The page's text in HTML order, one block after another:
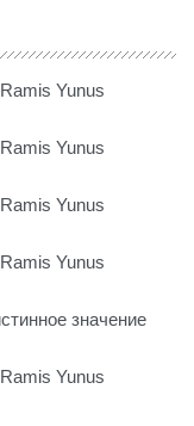
Yunus
Yunus
Yunus
Yunus
значение
Yunus